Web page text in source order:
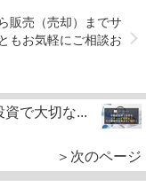
販売（売却）までサ
もお気軽にご相談お
資で大切な...
＞次のページ